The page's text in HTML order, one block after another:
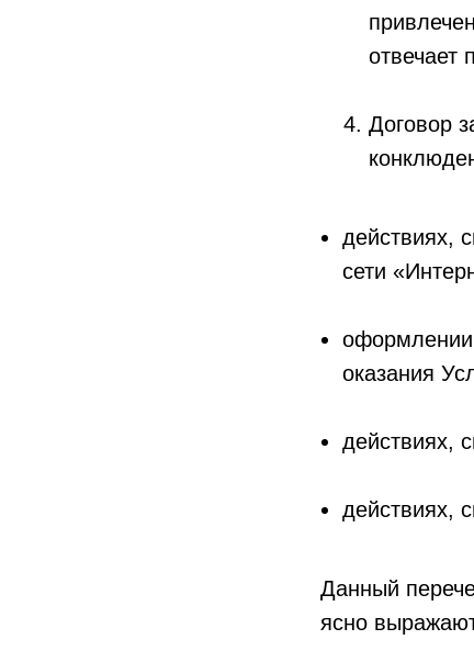
отвечает
Договор
действиях,
сети
оформлении
оказания
действиях,
действиях,
Данный
ясно